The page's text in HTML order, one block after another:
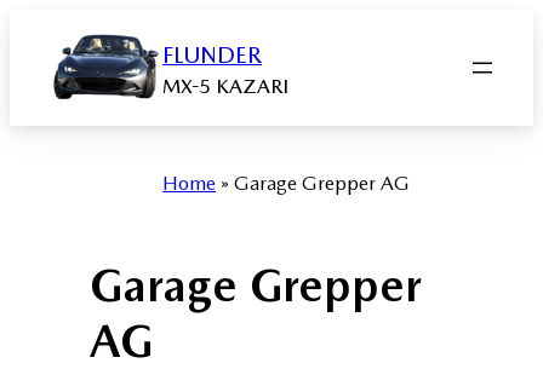
springen
FLUNDER
MX-5 KAZARI
Home » Garage Grepper AG
Garage Grepper
AG